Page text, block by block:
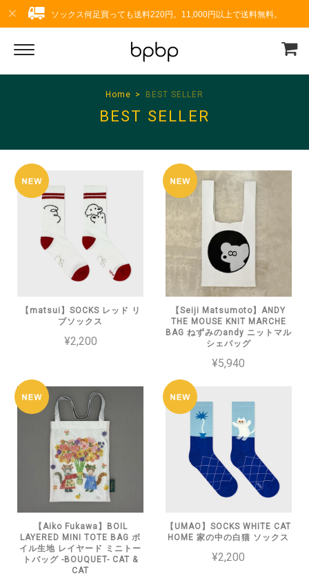
ソックス何足買っても送料220円。11,000円以上で送料無料。
Home BEST SELLER
BEST SELLER
【matsui】SOCKS レッド リ
ブソックス
¥2,200
【Seiji Matsumoto】ANDY
THE MOUSE KNIT MARCHE
BAG ねずみのandy ニットマル
シェバッグ
¥5,940
【Aiko Fukawa】BOIL
LAYERED MINI TOTE BAG ボ
イル生地 レイヤード ミニトー
トバッグ -BOUQUET- CAT &
CAT
【UMAO】SOCKS WHITE CAT
HOME 家の中の白猫 ソックス
¥2,200